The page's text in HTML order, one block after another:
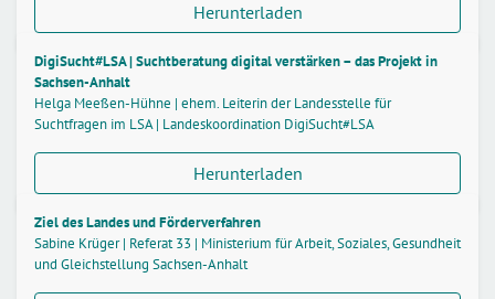
Herunterladen
DigiSucht#LSA | Suchtberatung digital verstärken – das Projekt in
Sachsen-Anhalt
Helga Meeßen-Hühne | ehem. Leiterin der Landesstelle für
Suchtfragen im LSA | Landeskoordination DigiSucht#LSA
Herunterladen
Ziel des Landes und Förderverfahren
Sabine Krüger | Referat 33 | Ministerium für Arbeit, Soziales, Gesundheit
und Gleichstellung Sachsen-Anhalt